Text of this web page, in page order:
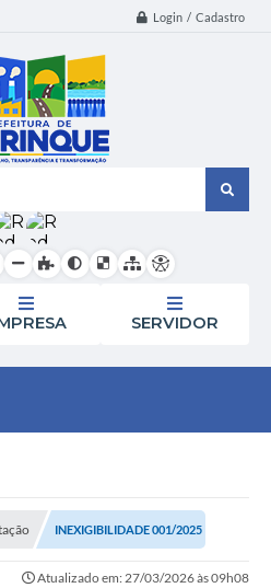
Login / Cadastro
SERVIDOR
INEXIGIBILIDADE 001/2025
Atualizado em: 27/03/2026 às 09h08